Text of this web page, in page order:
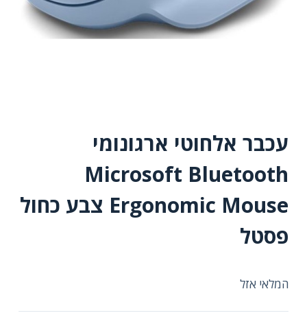
עכבר אלחוטי ארגונומי
Microsoft Bluetooth
Ergonomic Mouse צבע כחול
פסטל
המלאי אזל